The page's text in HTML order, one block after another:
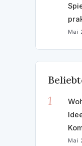
Mai
1
Mai